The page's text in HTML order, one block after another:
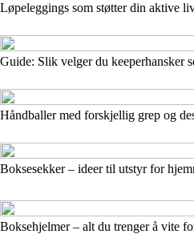
Løpeleggings som støtter din aktive
Guide: Slik velger du keeperhansker
Håndballer med forskjellig grep og
Boksesekker – ideer til utstyr for
Boksehjelmer – alt du trenger å vite